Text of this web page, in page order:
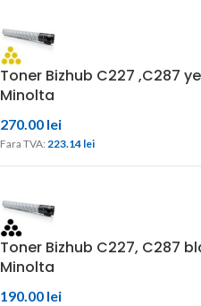
Toner Bizhub C227 ,C287
Minolta
270.00 lei
Fara TVA: 223.14 lei
Toner Bizhub C227, C287
Minolta
190.00 lei